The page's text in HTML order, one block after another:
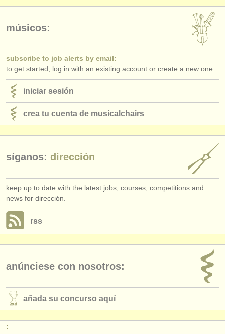
músicos:
subscribe to job alerts by email:
to get started, log in with an existing account or create a new one.
iniciar sesión
crea tu cuenta de musicalchairs
síganos: dirección
keep up to date with the latest jobs, courses, competitions and
news for dirección.
rss
anúnciese con nosotros:
añada su concurso aquí
: